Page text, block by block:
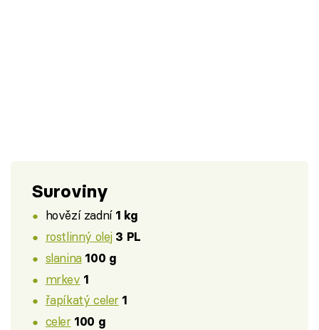
Suroviny
hovězí zadní 1 kg
rostlinný olej 3 PL
slanina 100 g
mrkev 1
řapíkatý celer 1
celer 100 g